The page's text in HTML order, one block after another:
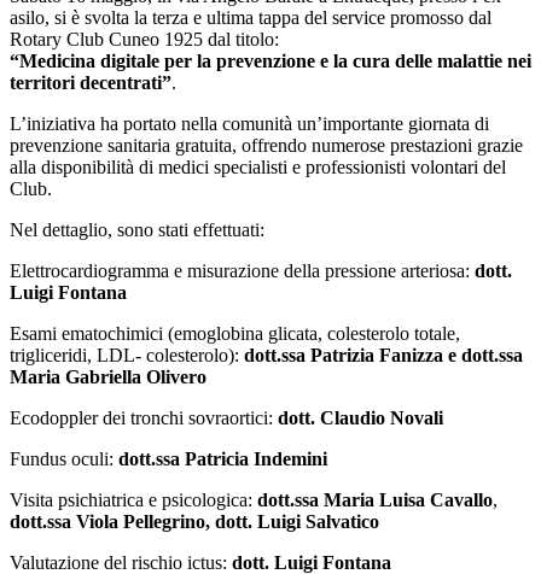
asilo, si è svolta la terza e ultima tappa del service promosso dal
Rotary Club Cuneo 1925 dal titolo:
“Medicina digitale per la prevenzione e la cura delle malattie nei
territori decentrati”.
L’iniziativa ha portato nella comunità un’importante giornata di
prevenzione sanitaria gratuita, offrendo numerose prestazioni grazie
alla disponibilità di medici specialisti e professionisti volontari del
Club.
Nel dettaglio, sono stati effettuati:
Elettrocardiogramma e misurazione della pressione arteriosa: dott.
Luigi Fontana
Esami ematochimici (emoglobina glicata, colesterolo totale,
trigliceridi, LDL- colesterolo): dott.ssa Patrizia Fanizza e dott.ssa
Maria Gabriella Olivero
Ecodoppler dei tronchi sovraortici: dott. Claudio Novali
Fundus oculi: dott.ssa Patricia Indemini
Visita psichiatrica e psicologica: dott.ssa Maria Luisa Cavallo,
dott.ssa Viola Pellegrino, dott. Luigi Salvatico
Valutazione del rischio ictus: dott. Luigi Fontana